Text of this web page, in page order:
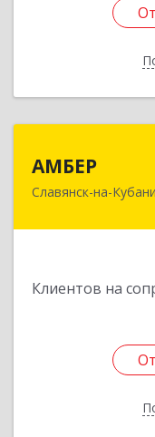
АМБЕР
Славянск-на-Кубани
Клиентов на
353562,